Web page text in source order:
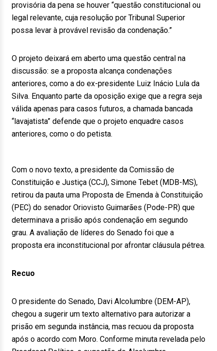
provisória da pena se houver “questão constitucional ou
legal relevante, cuja resolução por Tribunal Superior
possa levar à provável revisão da condenação.”
O projeto deixará em aberto uma questão central na
discussão: se a proposta alcança condenações
anteriores, como a do ex-presidente Luiz Inácio Lula da
Silva. Enquanto parte da oposição exige que a regra seja
válida apenas para casos futuros, a chamada bancada
“lavajatista” defende que o projeto enquadre casos
anteriores, como o do petista.
Com o novo texto, a presidente da Comissão de
Constituição e Justiça (CCJ), Simone Tebet (MDB-MS),
retirou da pauta uma Proposta de Emenda à Constituição
(PEC) do senador Oriovisto Guimarães (Pode-PR) que
determinava a prisão após condenação em segundo
grau. A avaliação de líderes do Senado foi que a
proposta era inconstitucional por afrontar cláusula pétrea.
Recuo
O presidente do Senado, Davi Alcolumbre (DEM-AP),
chegou a sugerir um texto alternativo para autorizar a
prisão em segunda instância, mas recuou da proposta
após o acordo com Moro. Conforme minuta revelada pelo